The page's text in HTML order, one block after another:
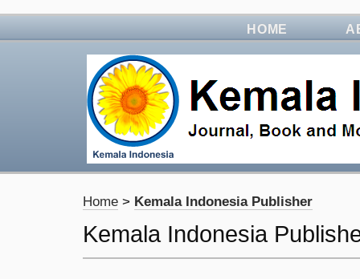
HOME
Home > Kemala Indonesia Publisher
Kemala Indonesia